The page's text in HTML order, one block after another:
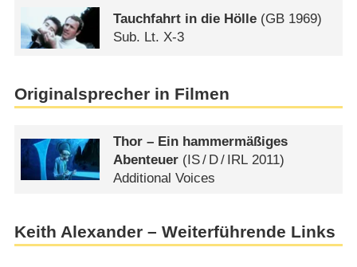
Tauchfahrt in die Hölle (GB 1969)
Sub. Lt. X-3
Originalsprecher in Filmen
Thor – Ein hammermäßiges
Abenteuer (IS/ D/ IRL 2011)
Additional Voices
Keith Alexander – Weiterführende Links